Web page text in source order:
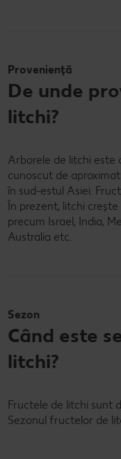
Proveniență
De unde
litchi?
Arborele de litchi este
cunoscut de
în sud-estul Asiei.
În prezent, litchi
precum Israel, India,
Australia etc.
Sezon
Când este
litchi?
Fructele de litchi sunt
Sezonul fructelor de